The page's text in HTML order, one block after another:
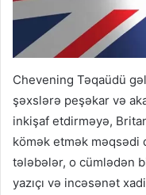
Chevening Təqaüdü
şəxslərə peşəkar və
inkişaf etdirməyə,
kömək etmək məqsədi
tələbələr, o cümlədən
yazıçı və incəsənət